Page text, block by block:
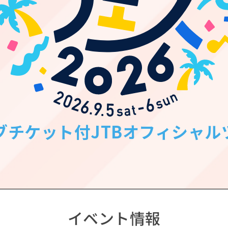
チケット付JTBオフィシャル
イベント情報